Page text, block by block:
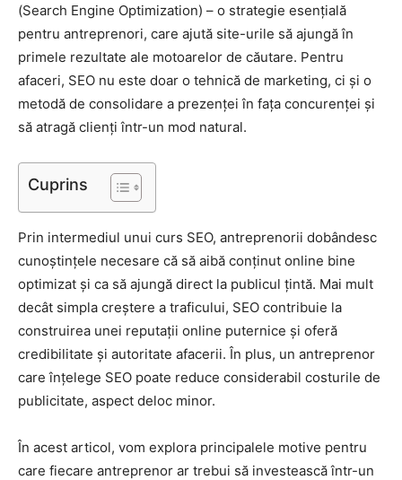
(Search Engine Optimization) – o strategie esențială
pentru antreprenori, care ajută site-urile să ajungă în
primele rezultate ale motoarelor de căutare. Pentru
afaceri, SEO nu este doar o tehnică de marketing, ci și o
metodă de consolidare a prezenței în fața concurenței și
să atragă clienți într-un mod natural.
Cuprins
Prin intermediul unui curs SEO, antreprenorii dobândesc
cunoștințele necesare că să aibă conținut online bine
optimizat și ca să ajungă direct la publicul țintă. Mai mult
decât simpla creștere a traficului, SEO contribuie la
construirea unei reputații online puternice și oferă
credibilitate și autoritate afacerii. În plus, un antreprenor
care înțelege SEO poate reduce considerabil costurile de
publicitate, aspect deloc minor.
În acest articol, vom explora principalele motive pentru
care fiecare antreprenor ar trebui să investească într-un